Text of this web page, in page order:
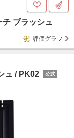
チ ブラッシュ
評価グラフ
ュ / PK02 公式